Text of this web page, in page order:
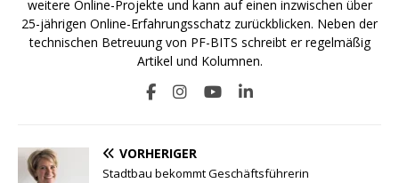
weitere Online-Projekte und kann auf einen inzwischen über
25-jährigen Online-Erfahrungsschatz zurückblicken. Neben der
technischen Betreuung von PF-BITS schreibt er regelmäßig
Artikel und Kolumnen.
VORHERIGER
Stadtbau bekommt Geschäftsführerin